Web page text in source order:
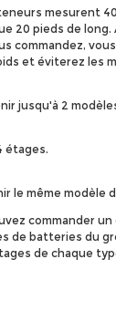
mesurent
20 pieds de long.
commandez,
et éviterez les
jusqu'à 2
étages.
le même modèle
commander
de batteries du
de chaque